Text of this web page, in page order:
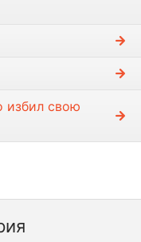
избил свою